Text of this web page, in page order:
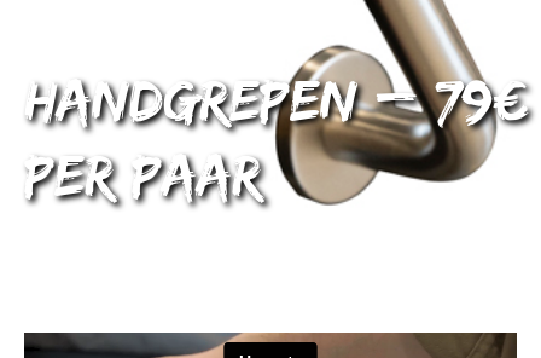
Handgrepen – 79€
per paar